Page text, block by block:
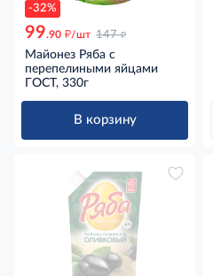
-32%
99.90 д/шт 147 д
Майонез Ряба с
перепелиными яйцами
ГОСТ, 330г
В корзину